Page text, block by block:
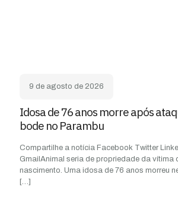
9 de agosto de 2026
Idosa de 76 anos morre após
bode no Parambu
Compartilhe a notícia Facebook Twitter
GmailAnimal seria de propriedade da vítima
nascimento. Uma idosa de 76 anos morreu
[…]